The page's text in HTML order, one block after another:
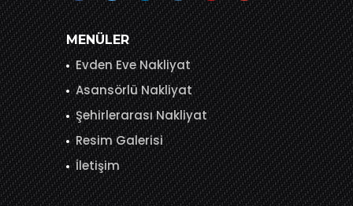
MENÜLER
Evden Eve Nakliyat
Asansörlü Nakliyat
Şehirlerarası Nakliyat
Resim Galerisi
İletişim